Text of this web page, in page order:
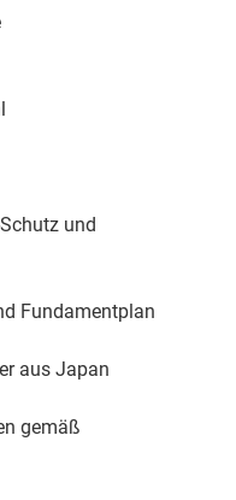
und
Fundamentplan
aus Japan
gemäß